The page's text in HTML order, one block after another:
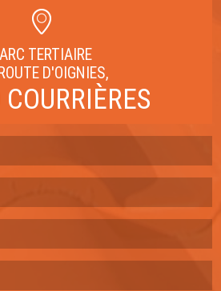
TERTIAIRE
D'OIGNIES,